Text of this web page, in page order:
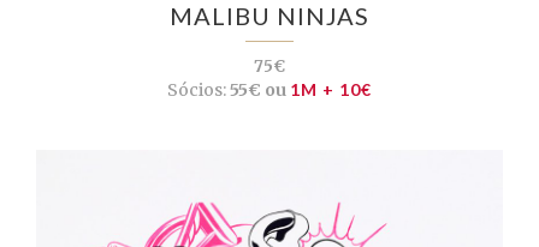
MALIBU NINJAS
75€
Sócios:55€ ou 1M + 10€